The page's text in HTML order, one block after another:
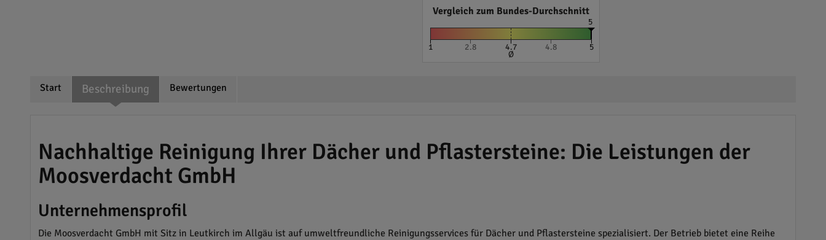
Vergleich zum Bundes-Durchschnitt
5
1 2.8 4.7
Ø
4.8 5
Start Beschreibung Bewertungen
Nachhaltige Reinigung Ihrer Dächer und Pflastersteine: Die Leistungen der
Moosverdacht GmbH
Unternehmensprofil
Die Moosverdacht GmbH mit Sitz in Leutkirch im Allgäu ist auf umweltfreundliche Reinigungsservices für Dächer und Pflastersteine spezialisiert. Der Betrieb bietet eine Reihe